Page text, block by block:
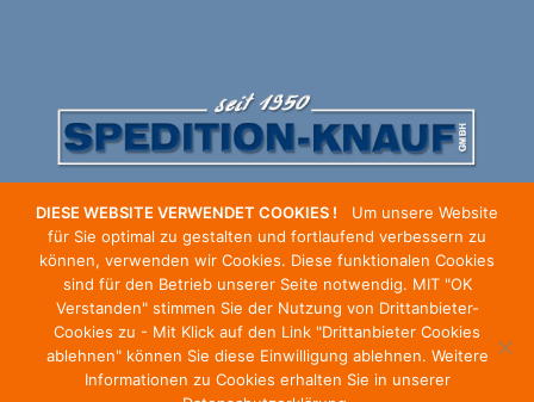
DIESE WEBSITE VERWENDET COOKIES ! Um unsere Website
für Sie optimal zu gestalten und fortlaufend verbessern zu
können, verwenden wir Cookies. Diese funktionalen Cookies
sind für den Betrieb unserer Seite notwendig. MIT "OK
Verstanden" stimmen Sie der Nutzung von Drittanbieter-
Cookies zu - Mit Klick auf den Link "Drittanbieter Cookies
ablehnen" können Sie diese Einwilligung ablehnen. Weitere
Informationen zu Cookies erhalten Sie in unserer